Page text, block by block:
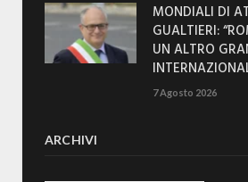
MONDIALI DI
GUALTIERI:
UN ALTRO
7 Agosto 2026
ARCHIVI